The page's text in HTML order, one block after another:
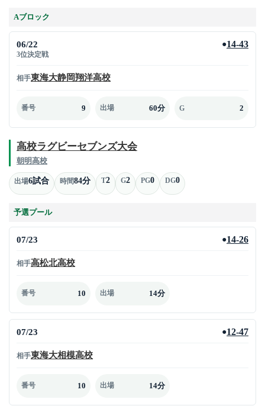
Aブロック
06/22
3位決定戦
●14-43
相手東海大静岡翔洋高校
番号 9 出場 60分 G 2
高校ラグビーセブンズ大会
朝明高校
出場6試合 時間84分 T2 G2 PG0 DG0
予選プール
07/23 ●14-26
相手高松北高校
番号 10 出場 14分
07/23 ●12-47
相手東海大相模高校
番号 10 出場 14分